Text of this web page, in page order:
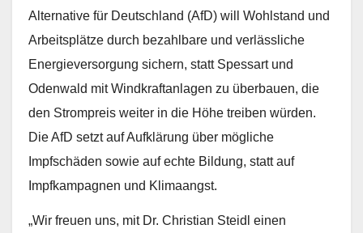
Alternative für Deutschland (AfD) will Wohlstand und
Arbeitsplätze durch bezahlbare und verlässliche
Energieversorgung sichern, statt Spessart und
Odenwald mit Windkraftanlagen zu überbauen, die
den Strompreis weiter in die Höhe treiben würden.
Die AfD setzt auf Aufklärung über mögliche
Impfschäden sowie auf echte Bildung, statt auf
Impfkampagnen und Klimaangst.
„Wir freuen uns, mit Dr. Christian Steidl einen